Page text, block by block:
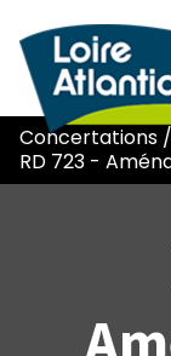
Concertations /
RD 723 - Aménagement